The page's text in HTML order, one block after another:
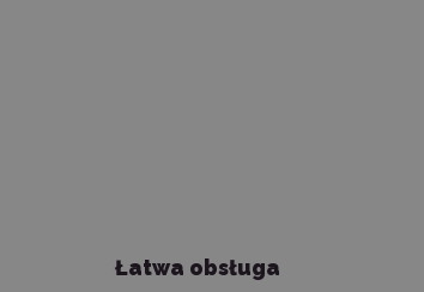
Łatwa obsługa